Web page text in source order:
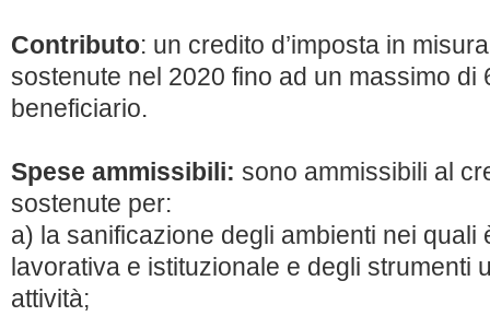
Contributo: un credito d’imposta in
sostenute nel 2020 fino ad un massimo di
beneficiario.
Spese ammissibili: sono ammissibili al
sostenute per:
a) la sanificazione degli ambienti nei quali
lavorativa e istituzionale e degli strumenti
attività;